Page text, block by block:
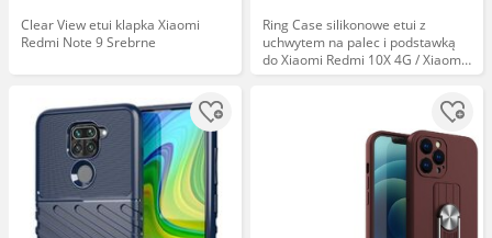
Clear View etui klapka Xiaomi
Redmi Note 9 Srebrne
Ring Case silikonowe etui z
uchwytem na palec i podstawką
do Xiaomi Redmi 10X 4G / Xiaomi
Redmi Note 9 czerwony